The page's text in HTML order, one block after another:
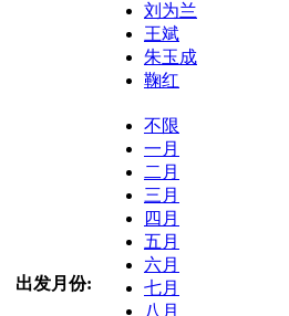
刘为兰
王斌
朱玉成
鞠红
出发月份:
不限
一月
二月
三月
四月
五月
六月
七月
八月